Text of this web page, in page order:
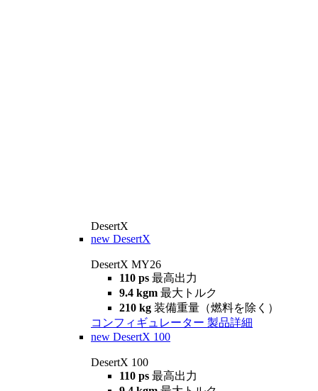
DesertX
new DesertX
DesertX MY26
110 ps 最高出力
9.4 kgm 最大トルク
210 kg 装備重量（燃料を除く）
コンフィギュレーター 製品詳細
new DesertX 100
DesertX 100
110 ps 最高出力